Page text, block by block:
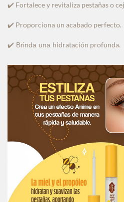
✔️ Fortalece y revitaliza pestañas o
✔️ Proporciona un acabado perfecto.
✔️ Brinda una hidratación profunda.